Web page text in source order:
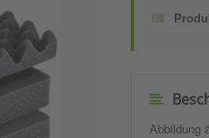
Abbildung